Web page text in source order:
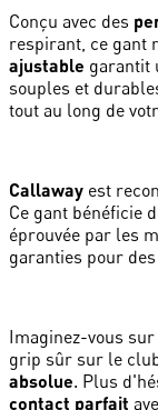
Conçu avec des
respirant, ce gant
ajustable garantit
souples et
tout au long de
Callaway est
Ce gant bénéficie
éprouvée par les
garanties pour des
Imaginez-vous
grip sûr sur le
absolue. Plus
contact parfait